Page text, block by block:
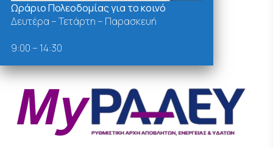
Ωράριο Πολεοδομίας για το κοινό
Δευτέρα – Τετάρτη – Παρασκευή
9:00 – 14:30